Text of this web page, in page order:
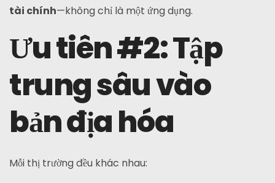
tài chính—không chỉ là một ứng dụng.
Ưu tiên #2: Tập
trung sâu vào
bản địa hóa
Mỗi thị trường đều khác nhau: